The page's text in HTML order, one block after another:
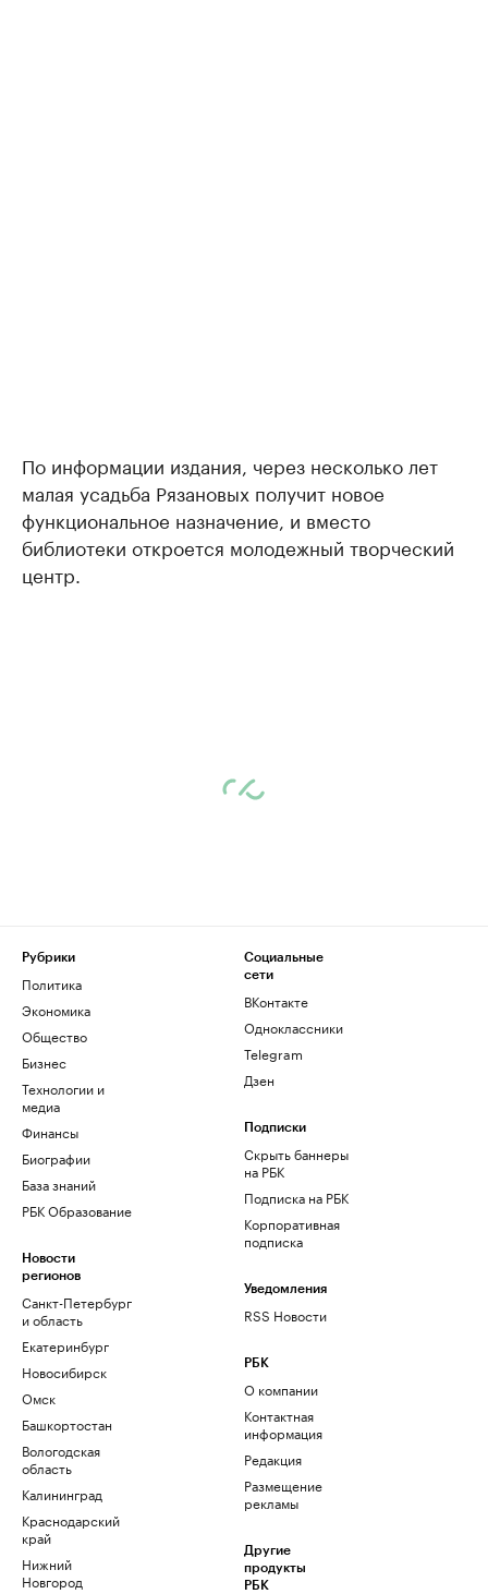
По информации издания, через несколько лет
малая усадьба Рязановых получит новое
функциональное назначение, и вместо
библиотеки откроется молодежный творческий
центр.
Рубрики
Политика
Экономика
Общество
Бизнес
Технологии и
медиа
Финансы
Биографии
База знаний
РБК Образование
Новости
регионов
Санкт-Петербург
и область
Екатеринбург
Новосибирск
Омск
Башкортостан
Вологодская
область
Калининград
Краснодарский
край
Нижний
Новгород
Социальные
сети
ВКонтакте
Одноклассники
Telegram
Дзен
Подписки
Скрыть баннеры
на РБК
Подписка на РБК
Корпоративная
подписка
Уведомления
RSS Новости
РБК
О компании
Контактная
информация
Редакция
Размещение
рекламы
Другие
продукты
РБК